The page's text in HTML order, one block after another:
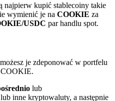
kupić stablecoiny takie
wymienić je na COOKIE za
USDC par handlu spot.
je zdeponować w portfelu
lub
lub inne kryptowaluty, a następnie